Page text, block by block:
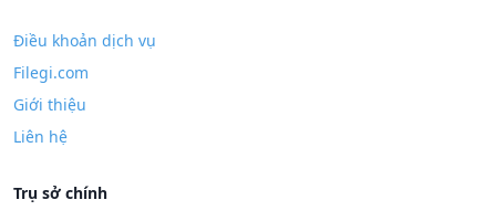
Điều khoản dịch vụ
Filegi.com
Giới thiệu
Liên hệ
Trụ sở chính